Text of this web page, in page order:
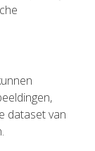
dataset van